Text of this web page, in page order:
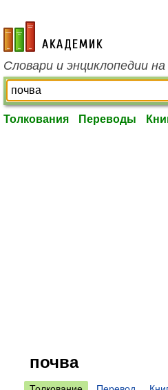
academic.ru
Словари и энциклопедии
Толкования Переводы
почва